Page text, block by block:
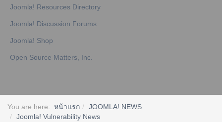
Joomla! Resources Directory
Joomla! Discussion Forums
Joomla! Shop
Open Source Matters, Inc.
You are here: หน้าแรก
JOOMLA! NEWS
Joomla! Vulnerability News